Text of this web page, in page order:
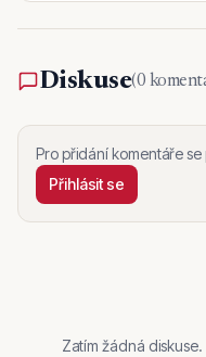
Diskuse(0
Pro přidání komentáře
Přihlásit se
Zatím žádná